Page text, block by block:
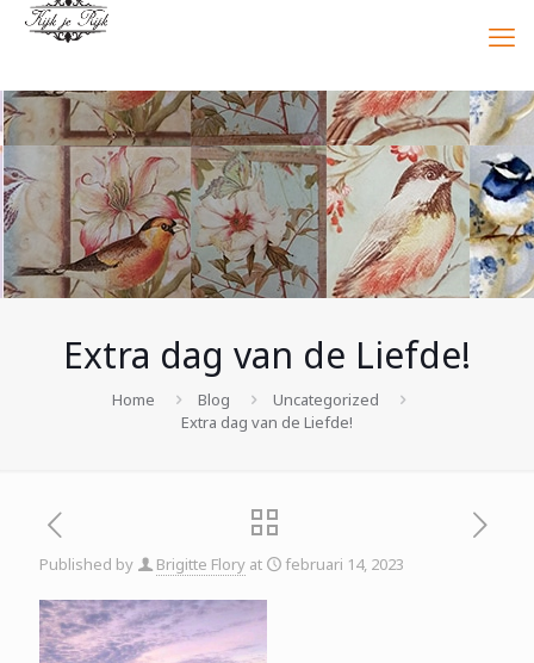
Extra dag van de Liefde!
Home Blog
Uncategorized
Extra dag van de Liefde!
Published by Brigitte Flory at februari 14, 2023